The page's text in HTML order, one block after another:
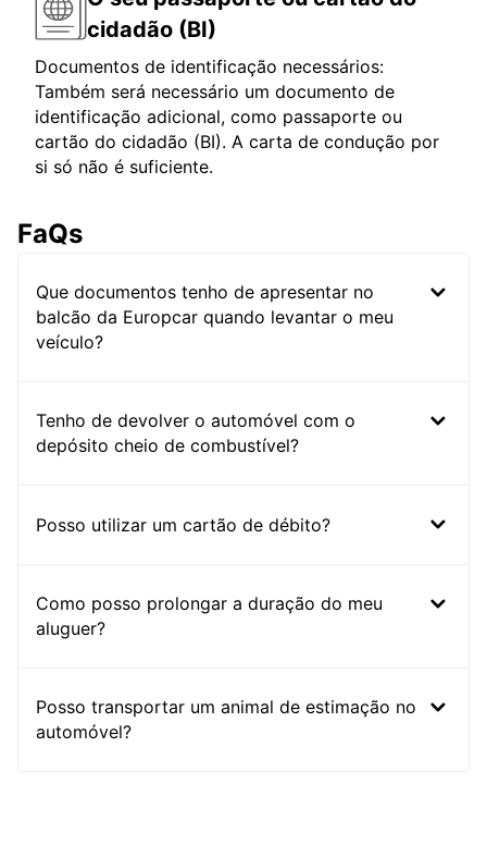
cidadão (BI)
Documentos de identificação necessários:
Também será necessário um documento de
identificação adicional, como passaporte ou
cartão do cidadão (BI). A carta de condução por
si só não é suficiente.
FaQs
Que documentos tenho de apresentar no
balcão da Europcar quando levantar o meu
veículo?
Tenho de devolver o automóvel com o
depósito cheio de combustível?
Posso utilizar um cartão de débito?
Como posso prolongar a duração do meu
aluguer?
Posso transportar um animal de estimação no
automóvel?